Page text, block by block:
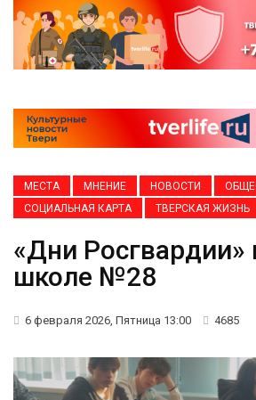
МЕСТА МНЕНИЕ НОВОСТИ
СОЦИАЛЬНАЯ КАРТА
ТВЕРСКАЯ ЖИЗНЬ
«Дни
школе №28
6 февраля 2026, Пятница 13:00 4685